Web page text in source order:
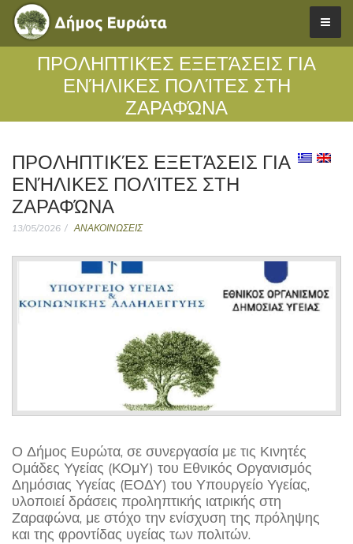
ΠΡΟΛΗΠΤΙΚΈΣ ΕΞΕΤΆΣΕΙΣ ΓΙΑ
ΕΝΉΛΙΚΕΣ ΠΟΛΊΤΕΣ ΣΤΗ
ΖΑΡΑΦΏΝΑ
ΠΡΟΛΗΠΤΙΚΈΣ ΕΞΕΤΆΣΕΙΣ ΓΙΑ
ΕΝΉΛΙΚΕΣ ΠΟΛΊΤΕΣ ΣΤΗ
ΖΑΡΑΦΏΝΑ
13/05/2026 ΑΝΑΚΟΙΝΩΣΕΙΣ
Ο Δήμος Ευρώτα, σε συνεργασία με τις Κινητές
Ομάδες Υγείας (ΚΟμΥ) του Εθνικός Οργανισμός
Δημόσιας Υγείας (ΕΟΔΥ) του Υπουργείο Υγείας,
υλοποιεί δράσεις προληπτικής ιατρικής στη
Ζαραφώνα, με στόχο την ενίσχυση της πρόληψης
και της φροντίδας υγείας των πολιτών.